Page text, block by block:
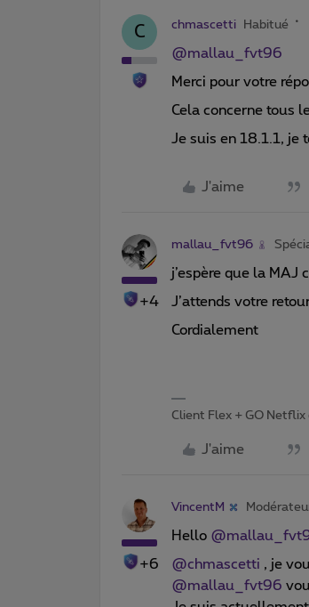
C chmascetti Habitué
@mallau_fvt96
Merci pour votre
Cela concerne tous
Je suis en 18.1.1, je
J'aime
+4
mallau_fvt96
j’espère que la MAJ
J’attends votre
Cordialement
Client Flex + GO
J'aime
+6
VincentM
Hello ​
@chmascetti , je
@mallau_fvt96